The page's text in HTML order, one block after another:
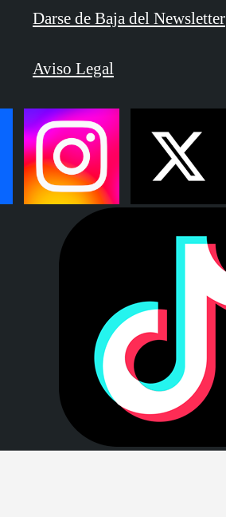
Darse de Baja del Newsletter
Aviso Legal